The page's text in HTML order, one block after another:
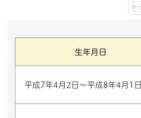
生年月日
平成7年4月2日〜平成8年4月1日